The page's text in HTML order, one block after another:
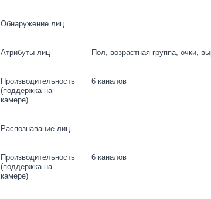
Обнаружение лиц
Атрибуты лиц Пол, возрастная группа, очки,
Производительность
(поддержка на
камере)
6 каналов
Распознавание лиц
Производительность
(поддержка на
камере)
6 каналов